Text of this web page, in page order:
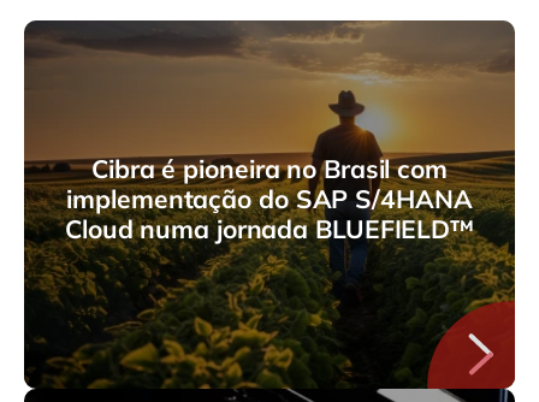
Cibra é pioneira no Brasil com
implementação do SAP S/4HANA
Cloud numa jornada BLUEFIELD™